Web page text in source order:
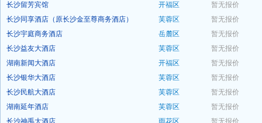
预订
长沙留芳宾馆 开福区
暂无报价
预订
长沙同享酒店（原长沙金至尊商务酒店） 芙蓉区
暂无报价
预订
长沙宇庭商务酒店 岳麓区
暂无报价
预订
长沙益友大酒店 芙蓉区
暂无报价
预订
湖南新闻大酒店 开福区
暂无报价
预订
长沙银华大酒店 芙蓉区
暂无报价
预订
长沙民航大酒店 芙蓉区
暂无报价
预订
湖南延年酒店 芙蓉区
暂无报价
长沙神禹大酒店 雨花区 暂无报价